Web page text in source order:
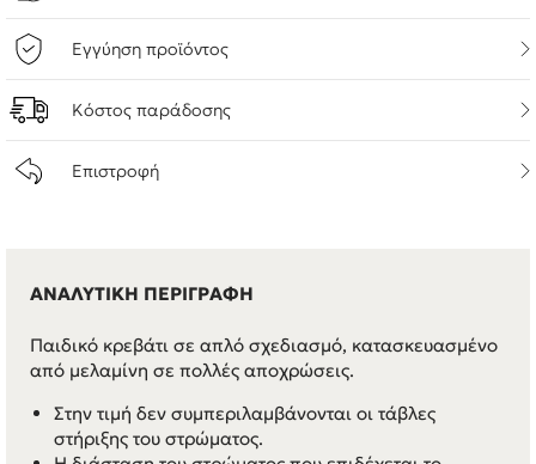
Εγγύηση προϊόντος
Κόστος παράδοσης
Επιστροφή
ΑΝΑΛΥΤΙΚΗ ΠΕΡΙΓΡΑΦΗ
Παιδικό κρεβάτι σε απλό σχεδιασμό, κατασκευασμένο
από μελαμίνη σε πολλές αποχρώσεις.
Στην τιμή δεν συμπεριλαμβάνονται οι τάβλες
στήριξης του στρώματος.